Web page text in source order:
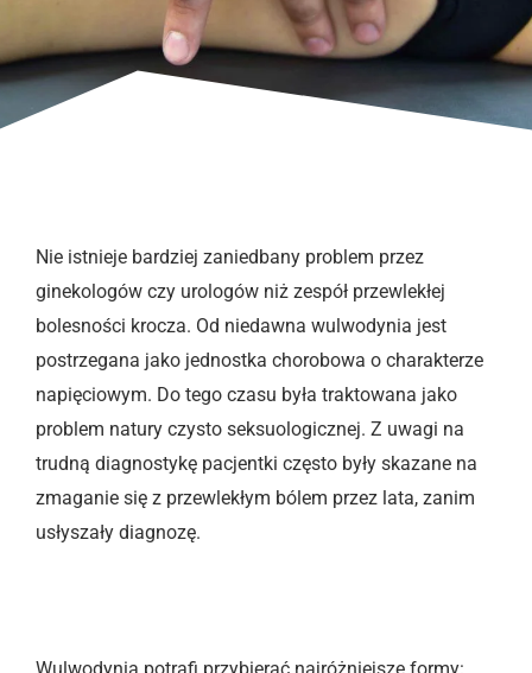
Nie istnieje bardziej zaniedbany problem przez
ginekologów czy urologów niż zespół przewlekłej
bolesności krocza. Od niedawna wulwodynia jest
postrzegana jako jednostka chorobowa o charakterze
napięciowym. Do tego czasu była traktowana jako
problem natury czysto seksuologicznej. Z uwagi na
trudną diagnostykę pacjentki często były skazane na
zmaganie się z przewlekłym bólem przez lata, zanim
usłyszały diagnozę.